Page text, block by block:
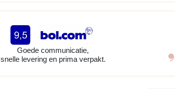
Goede communicatie,
snelle levering en prima verpakt.